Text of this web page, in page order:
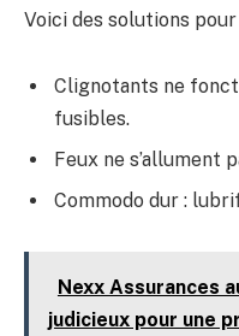
Voici des solutions
Clignotants ne
fusibles.
Feux ne s’allument
Commodo dur :
Nexx Assurances
judicieux pour une